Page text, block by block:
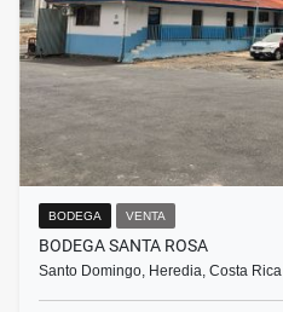
BODEGA VENTA
BODEGA SANTA ROSA
Santo Domingo, Heredia, Costa Rica